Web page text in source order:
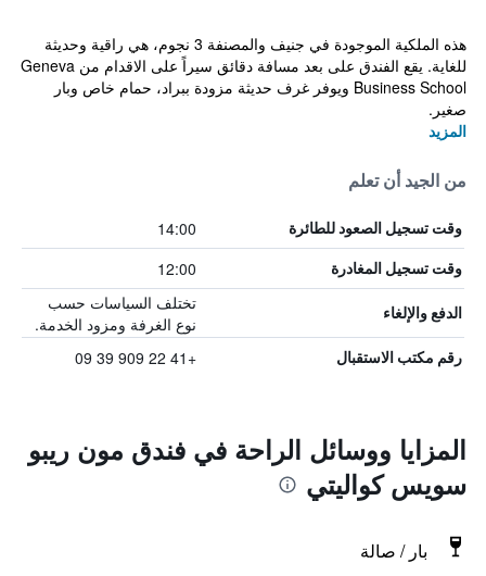
هذه الملكية الموجودة في جنيف والمصنفة 3 نجوم، هي راقية وحديثة
للغاية. يقع الفندق على بعد مسافة دقائق سيراً على الاقدام من Geneva
Business School ويوفر غرف حديثة مزودة ببراد، حمام خاص وبار
صغير.
المزيد
من الجيد أن تعلم
وقت تسجيل الصعود للطائرة 14:00
وقت تسجيل المغادرة 12:00
الدفع والإلغاء
تختلف السياسات حسب
نوع الغرفة ومزود الخدمة.
رقم مكتب الاستقبال +41 22 909 39 09
المزايا ووسائل الراحة في فندق مون ريبو
سويس كواليتي
بار / صالة